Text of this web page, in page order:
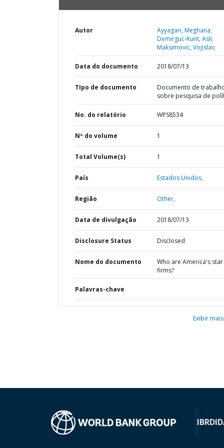
Autor
Ayyagari, Meghana;
Demirguc-Kunt, Asli;
Maksimovic, Vojislav;
Data do documento 2018/07/13
TIpo de documento
Documento de
sobre pesquisa de
No. do relatório WPS8534
Nº do volume 1
Total Volume(s) 1
País Estados Unidos,
Região Other,
Data de divulgação 2018/07/13
Disclosure Status Disclosed
Nome do documento
Who are America's star
firms?
Palavras-chave
Exibir mais
IBRD